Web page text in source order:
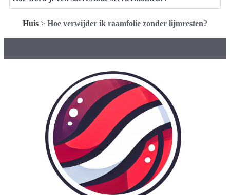
Huis > Hoe verwijder ik raamfolie zonder lijmresten?